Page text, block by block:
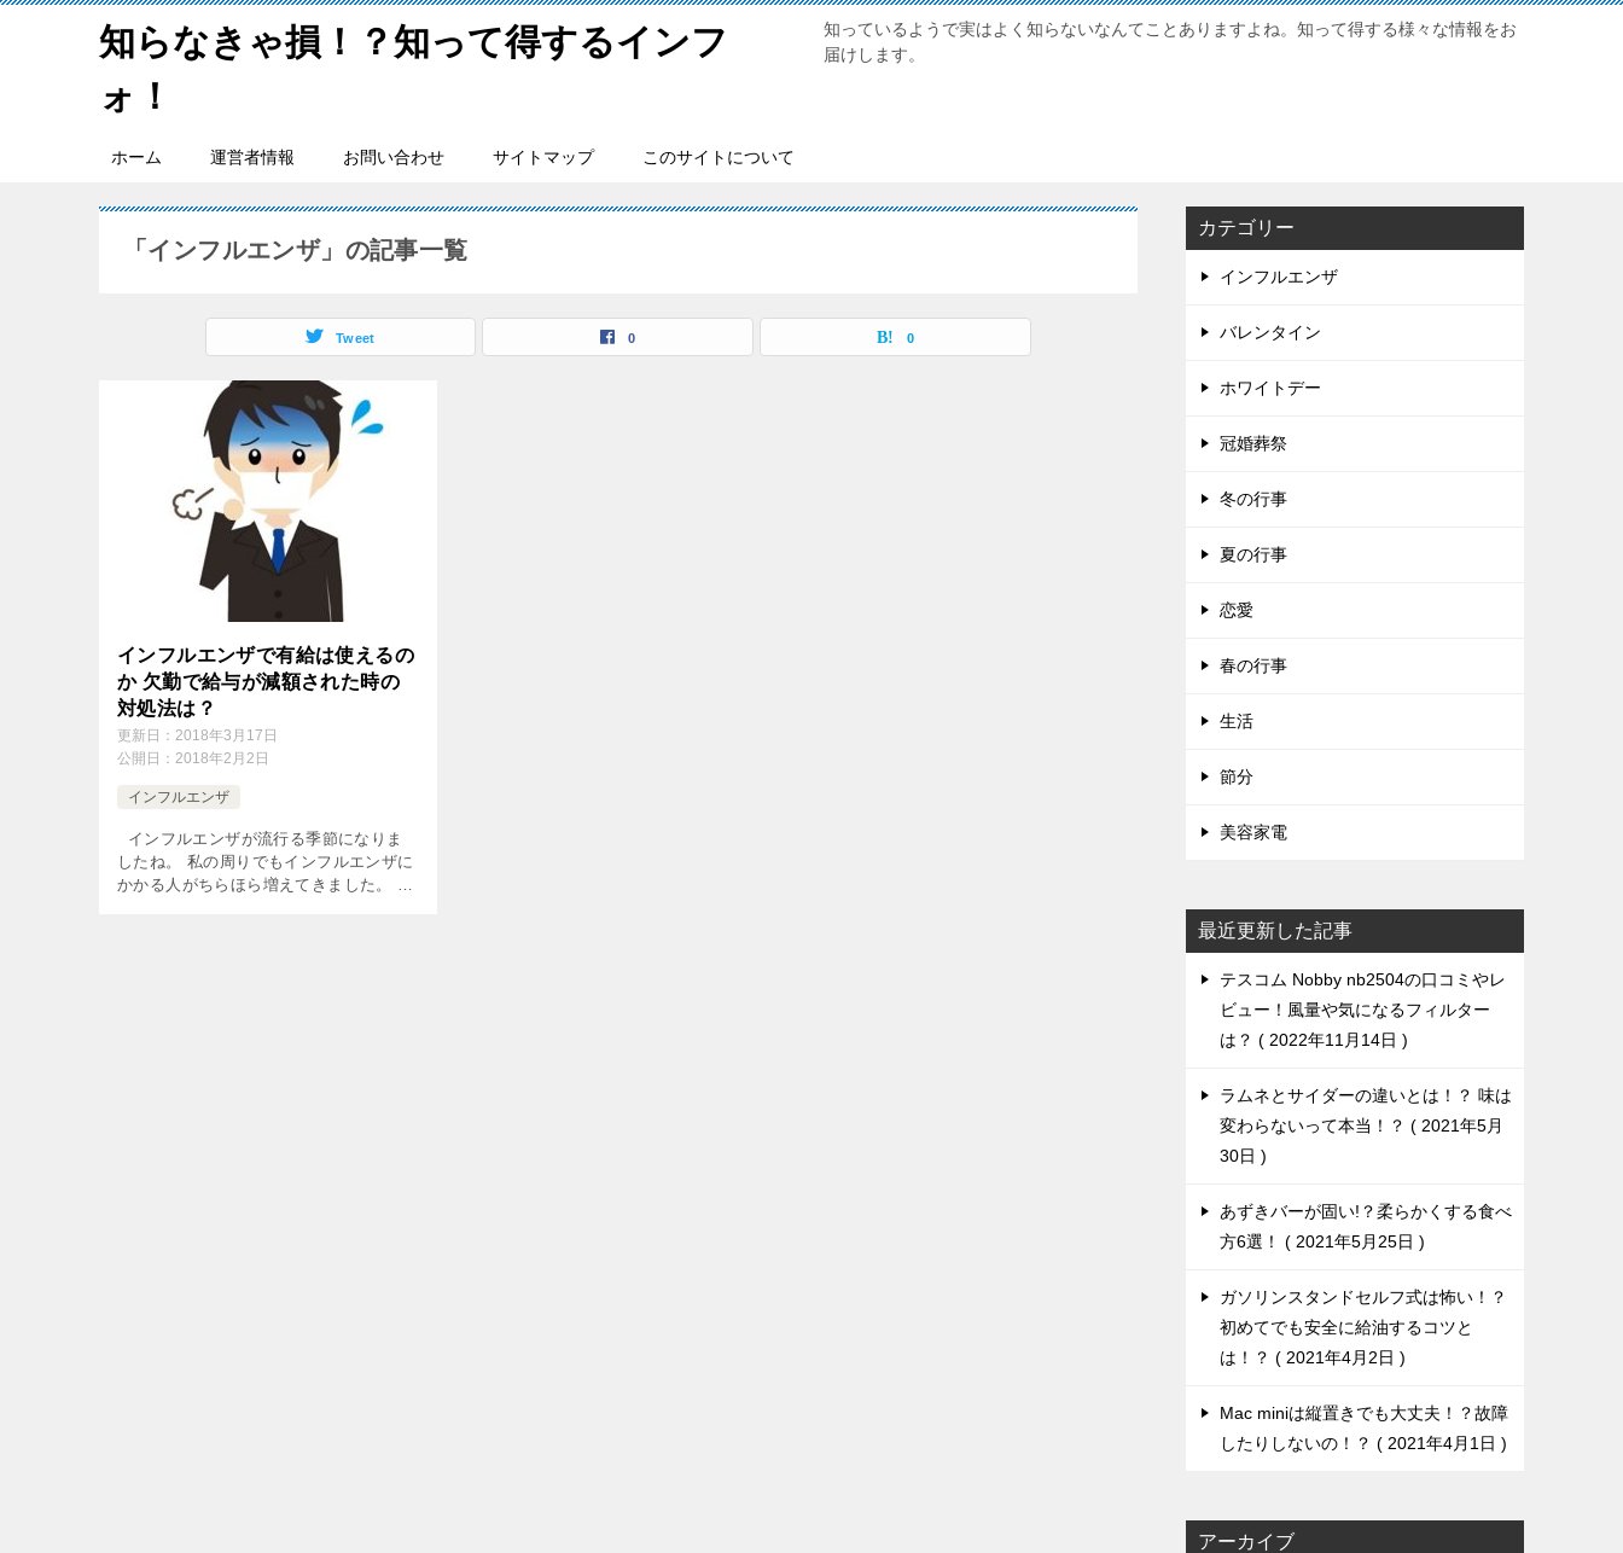
知らなきゃ損！？知って得するインフ
ォ！
知っているようで実はよく知らないなんてことありますよね。知って得する様々な情報をお
届けします。
ホーム 運営者情報 お問い合わせ サイトマップ このサイトについて
「インフルエンザ」の記事一覧
Tweet 0 0
インフルエンザで有給は使えるの
か 欠勤で給与が減額された時の
対処法は？
更新日： 2018年3月17日
公開日： 2018年2月2日
インフルエンザ
インフルエンザが流行る季節になりま
したね。 私の周りでもインフルエンザに
かかる人がちらほら増えてきました。 イ
カテゴリー
インフルエンザ
バレンタイン
ホワイトデー
冠婚葬祭
冬の行事
夏の行事
恋愛
春の行事
生活
節分
美容家電
最近更新した記事
テスコム Nobby nb2504の口コミやレ
ビュー！風量や気になるフィルター
は？
2022年11月14日
ラムネとサイダーの違いとは！？ 味は
変わらないって本当！？
2021年5月
30日
あずきバーが固い!？柔らかくする食べ
方6選！
2021年5月25日
ガソリンスタンドセルフ式は怖い！？
初めてでも安全に給油するコツと
は！？
2021年4月2日
Mac miniは縦置きでも大丈夫！？故障
したりしないの！？
2021年4月1日
アーカイブ